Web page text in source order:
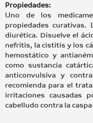
Propiedades:
Uno de los
propiedades
diurética. Disuelve el
nefritis, la cistitis y los
hemostático y
como sustancia
anticonvulsiva y
recomienda para el
irritaciones causadas
cabelludo contra la